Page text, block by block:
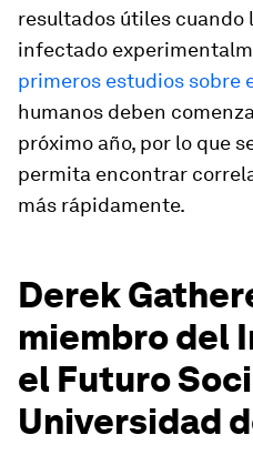
resultados útiles cuando
infectado
primeros estudios sobre
humanos deben
próximo año, por lo que
permita encontrar
más rápidamente.
Derek
miembro del
el Futuro
Universidad